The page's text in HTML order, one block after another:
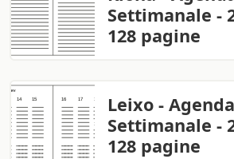
Settimanale -
128 pagine
Leixo - Agenda
Settimanale -
128 pagine